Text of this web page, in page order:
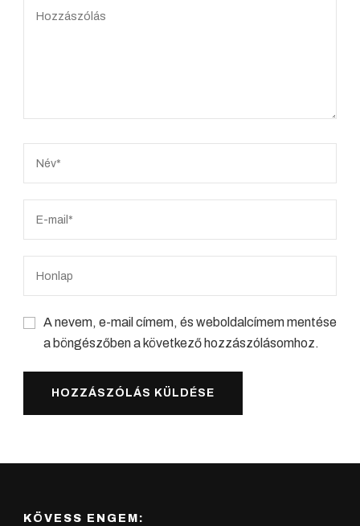
A nevem, e-mail címem, és weboldalcímem mentése
a böngészőben a következő hozzászólásomhoz.
KÖVESS ENGEM: